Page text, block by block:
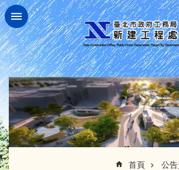
跳到主要內容區塊
首頁 公